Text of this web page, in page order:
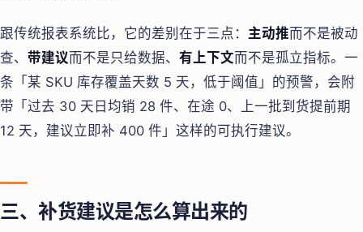
跟传统报表系统比，它的差别在于三点： 主动推而不是被动
查、 带建议而不是只给数据、 有上下文而不是孤立指标。一
条「某 SKU 库存覆盖天数 5 天，低于阈值」的预警，会附
带「过去 30 天日均销 28 件、在途 0、上一批到货提前期
12 天，建议立即补 400 件」这样的可执行建议。
三、补货建议是怎么算出来的